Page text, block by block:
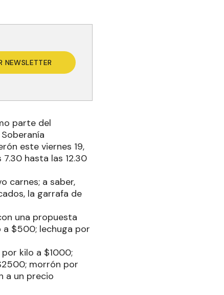
NEWSLETTER
parte del
este viernes 19,
hasta las 12.30
carnes; a saber,
la garrafa de
una propuesta
a $500; lechuga por
kilo a $1000;
morrón por
a un precio